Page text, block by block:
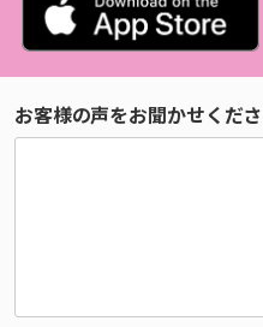
お客様の声をお聞かせくだ